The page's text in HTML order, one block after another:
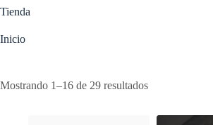
Tienda
Inicio
Mostrando 1–16 de 29 resultados